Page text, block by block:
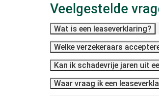
Veelgestelde
Wat is een leaseverklaring?
Welke verzekeraars
Kan ik schadevrije jaren uit
Waar vraag ik een